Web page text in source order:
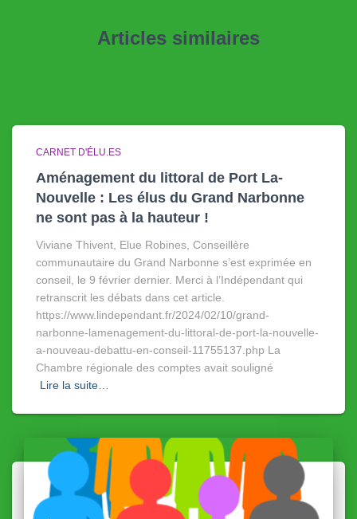
Articles similaires
CARNET D'ÉLU.ES
Aménagement du littoral de Port La-
Nouvelle : Les élus du Grand Narbonne
ne sont pas à la hauteur !
Viviane Thivent, Elue Robines, Conseillère
communautaire du Grand Narbonne s’est exprimée en
conseil, le 9 février dernier. Merci à l’Indépendant qui
retranscrit les débats dans cet article.
https://www.lindependant.fr/2024/02/10/grand-
narbonne-lamenagement-du-littoral-de-port-la-nouvelle-
a-nouveau-debattu-en-conseil-11755137.php La
Chambre régionale des comptes avait souligné
Lire la suite…